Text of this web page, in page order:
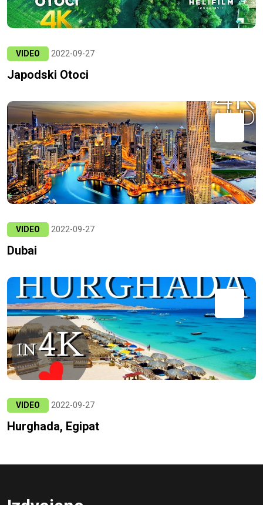
VIDEO 2022-09-27
Japodski Otoci
VIDEO 2022-09-27
Dubai
VIDEO 2022-09-27
Hurghada, Egipat